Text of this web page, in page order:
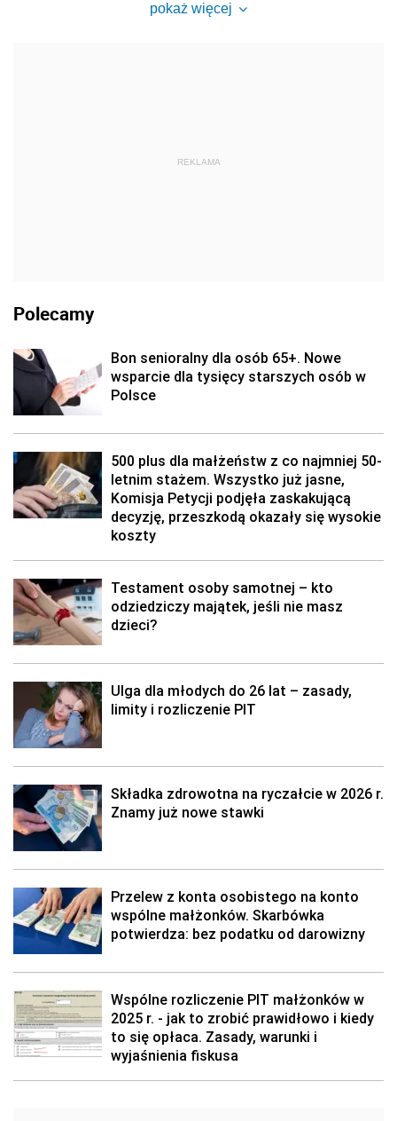
pokaż więcej
REKLAMA
Polecamy
Bon senioralny dla osób 65+. Nowe
wsparcie dla tysięcy starszych osób w
Polsce
500 plus dla małżeństw z co najmniej 50-
letnim stażem. Wszystko już jasne,
Komisja Petycji podjęła zaskakującą
decyzję, przeszkodą okazały się wysokie
koszty
Testament osoby samotnej – kto
odziedziczy majątek, jeśli nie masz
dzieci?
Ulga dla młodych do 26 lat – zasady,
limity i rozliczenie PIT
Składka zdrowotna na ryczałcie w 2026 r.
Znamy już nowe stawki
Przelew z konta osobistego na konto
wspólne małżonków. Skarbówka
potwierdza: bez podatku od darowizny
Wspólne rozliczenie PIT małżonków w
2025 r. - jak to zrobić prawidłowo i kiedy
to się opłaca. Zasady, warunki i
wyjaśnienia fiskusa